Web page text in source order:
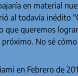
en material
al todavía inédito
queremos
No sé
en Febrero de